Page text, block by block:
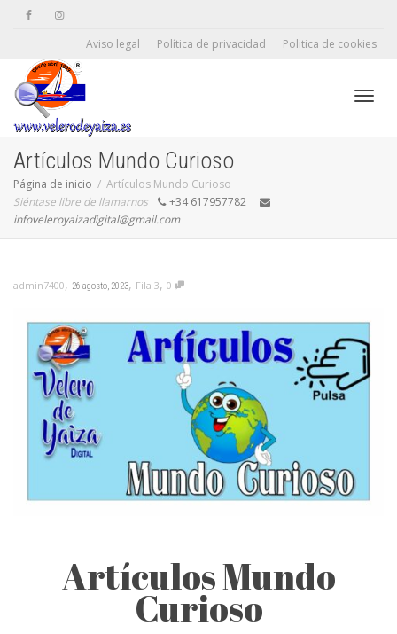
Aviso legal Política de privacidad Politica de cookies
Artículos Mundo Curioso
Página de inicio
Artículos Mundo Curioso
Siéntase libre de llamarnos
+34 617957782
infoveleroyaizadigital@gmail.com
admin7400, 26 agosto, 2023, Fila 3, 0
Artículos Mundo
Curioso